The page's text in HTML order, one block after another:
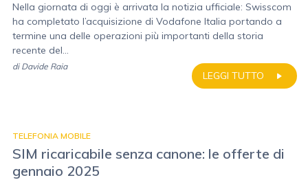
Nella giornata di oggi è arrivata la notizia ufficiale: Swisscom
ha completato l’acquisizione di Vodafone Italia portando a
termine una delle operazioni più importanti della storia
recente del...
LEGGI TUTTO
di Davide Raia
TELEFONIA MOBILE
SIM ricaricabile senza canone: le offerte di
gennaio 2025